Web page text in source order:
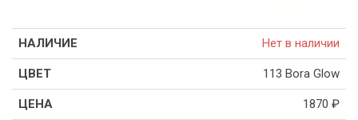
Нет в наличии
113 Bora Glow
1870 ₽